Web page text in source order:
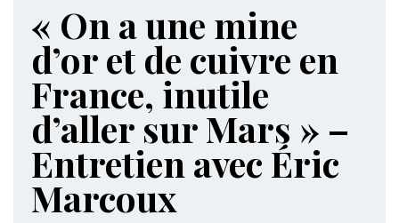
« On a une mine
d’or et de cuivre en
France, inutile
d’aller sur Mars » –
Entretien avec Éric
Marcoux